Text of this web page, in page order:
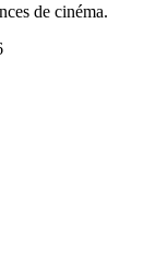
de cinéma.